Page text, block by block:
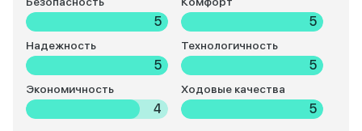
5 5
Надежность
5
Технологичность
5
Экономичность
4
Ходовые качества
5